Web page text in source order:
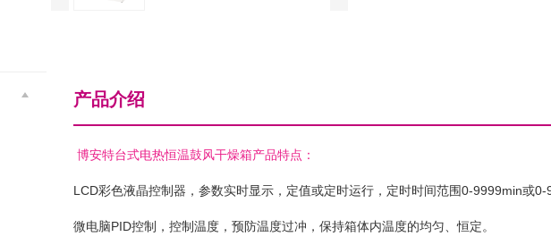
产品介绍
博安特台式电热恒温鼓风干燥箱产品特点：
LCD彩色液晶控制器，参数实时显示，定值或定时运行，定时时间范围0-9999min或0-
微电脑PID控制，控制温度，预防温度过冲，保持箱体内温度的均匀、恒定。